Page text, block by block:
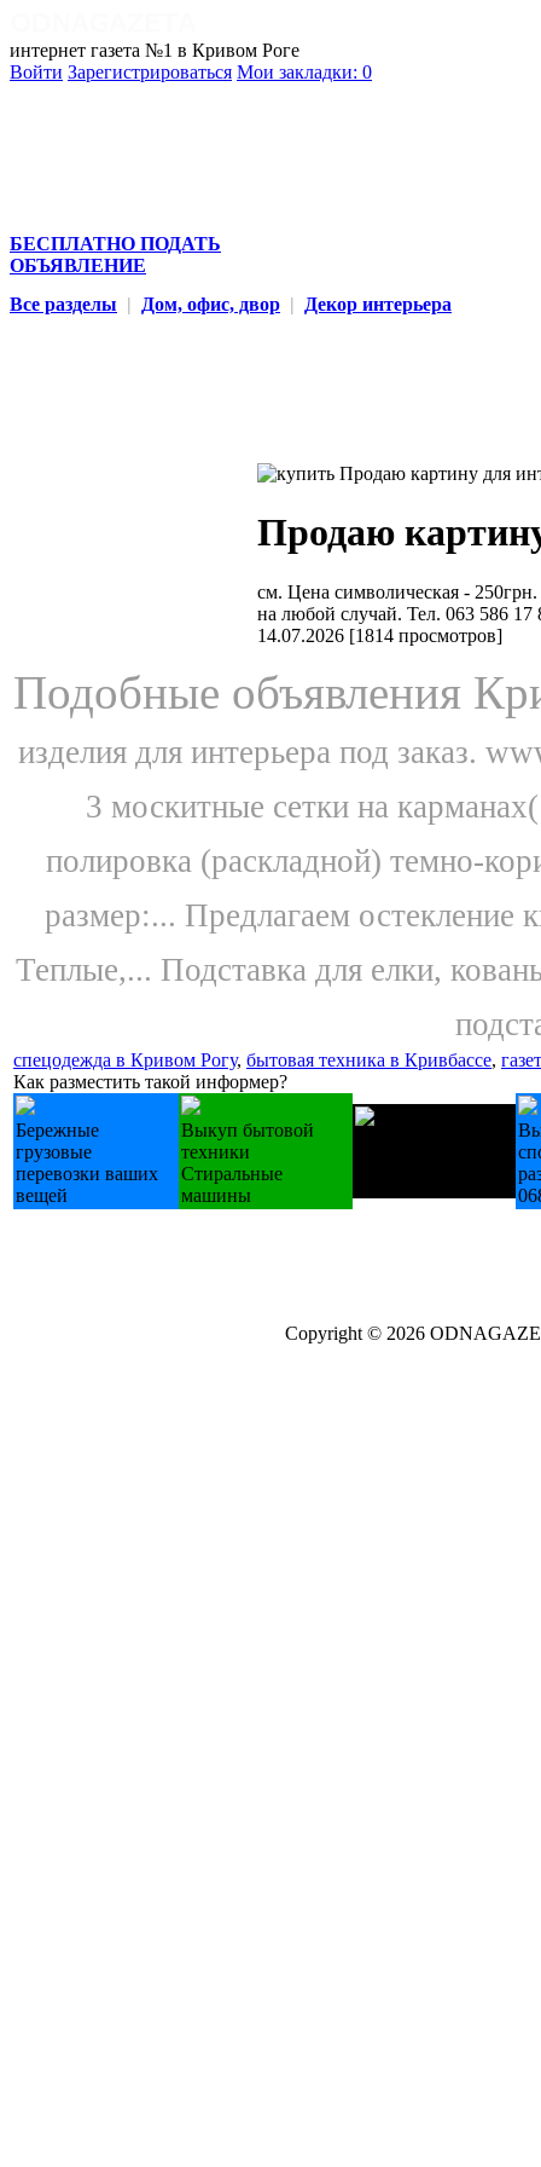
интернет газета №1 в Кривом Роге
Войти Зарегистрироваться Мои закладки: 0
БЕСПЛАТНО ПОДАТЬ
ОБЪЯВЛЕНИЕ
Все разделы | Дом, офис, двор | Декор интерьера
Продаю
см. Цена символическая -
на любой случай. Тел. 063 586 17
14.07.2026 [1814 просмотров]
Подобные объявления
изделия для интерьера под заказ.
3 москитные сетки на
полировка (раскладной) темно-
размер:... Предлагаем
Теплые,... Подставка для елки,
спецодежда в Кривом Рогу, бытовая техника в Кривбассе,
Как разместить такой информер?
Бережные
грузовые
перевозки ваших
вещей
Выкуп бытовой
техники
Стиральные
машины
Copyright © 2026